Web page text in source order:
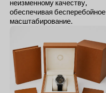
неизменному качеству,
обеспечивая бесперебойное
масштабирование.